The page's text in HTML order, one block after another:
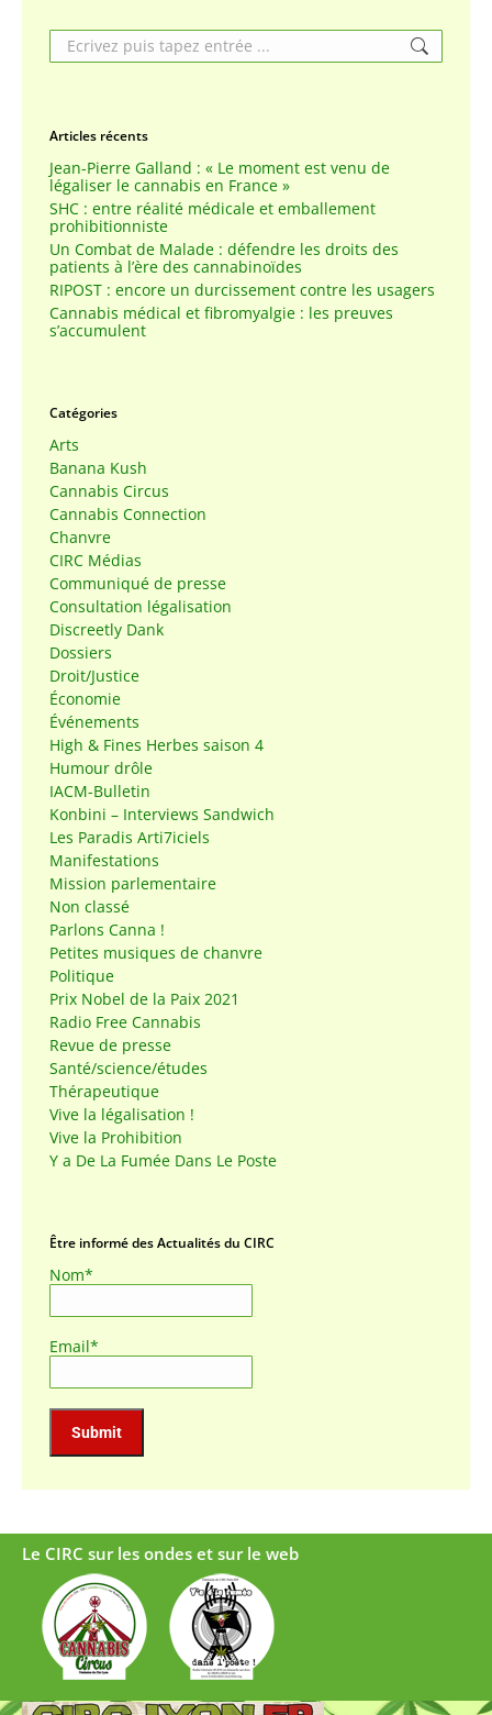
Search:
Articles récents
Jean-Pierre Galland : « Le moment est venu de
légaliser le cannabis en France »
SHC : entre réalité médicale et emballement
prohibitionniste
Un Combat de Malade : défendre les droits des
patients à l’ère des cannabinoïdes
RIPOST : encore un durcissement contre les usagers
Cannabis médical et fibromyalgie : les preuves
s’accumulent
Catégories
Arts
Banana Kush
Cannabis Circus
Cannabis Connection
Chanvre
CIRC Médias
Communiqué de presse
Consultation légalisation
Discreetly Dank
Dossiers
Droit/Justice
Économie
Événements
High & Fines Herbes saison 4
Humour drôle
IACM-Bulletin
Konbini – Interviews Sandwich
Les Paradis Arti7iciels
Manifestations
Mission parlementaire
Non classé
Parlons Canna !
Petites musiques de chanvre
Politique
Prix Nobel de la Paix 2021
Radio Free Cannabis
Revue de presse
Santé/science/études
Thérapeutique
Vive la légalisation !
Vive la Prohibition
Y a De La Fumée Dans Le Poste
Être informé des Actualités du CIRC
Nom*
Email*
Le CIRC sur les ondes et sur le web